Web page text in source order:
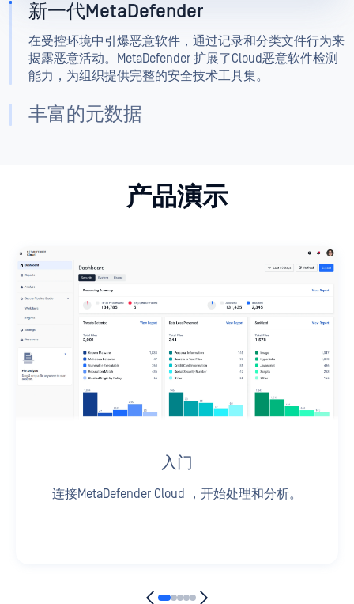
新一代MetaDefender
在受控环境中引爆恶意软件，通过记录和分类文件行为来
揭露恶意活动。MetaDefender 扩展了Cloud恶意软件检测
能力，为组织提供完整的安全技术工具集。
丰富的元数据
产品演示
入门
连接MetaDefender Cloud ，开始处理和分析。